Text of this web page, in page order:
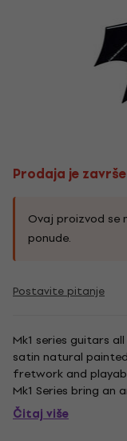
Prodaja je
Ovaj proizvod se
ponude.
Postavite pitanje
Mk1 series guitars
satin natural
fretwork and
Mk1 Series bring
player. All players
that is B.C. Rich.
Čitaj više